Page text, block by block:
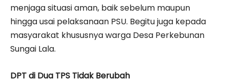
menjaga situasi aman, baik sebelum maupun
hingga usai pelaksanaan PSU. Begitu juga kepada
masyarakat khususnya warga Desa Perkebunan
Sungai Lala.
DPT di Dua TPS Tidak Berubah